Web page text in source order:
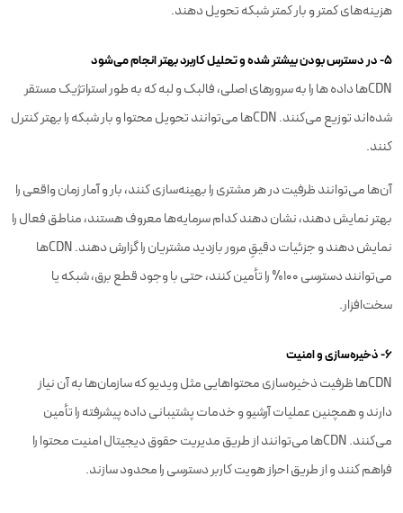
هزینه‌های کمتر و بار کمتر شبکه تحویل دهند.
۵- در دسترس بودن بیشتر شده و تحلیل کاربرد بهتر انجام می‌شود
CDNها داده ها را به سرورهای اصلی، فالبک و لبه که به طور استراتژیک مستقر
شده‌اند توزیع می‌کنند. CDNها می‌توانند تحویل محتوا و بار شبکه را بهتر کنترل
کنند.
آن‌ها می‌توانند ظرفیت در هر مشتری را بهینه‌سازی کنند، بار و آمار زمان واقعی را
بهتر نمایش دهند، نشان دهند کدام سرمایه‌ها معروف هستند، مناطق فعال را
نمایش دهند و جزئیات دقیقِ مرور بازدید مشتریان را گزارش دهند. CDNها
می‌توانند دسترسی 100% را تأمین کنند، حتی با وجود قطع برق، شبکه یا
سخت‌افزار.
۶- ذخیره‌سازی و امنیت
CDNها ظرفیت ذخیره‌سازی محتواهایی مثل ویدیو که سازمان‌ها به آن نیاز
دارند و همچنین عملیات آرشیو و خدمات پشتیبانی داده پیشرفته را تأمین
می‌کنند. CDNها می‌توانند از طریق مدیریت حقوق دیجیتال امنیت محتوا را
فراهم کنند و از طریق احراز هویت کاربر دسترسی را محدود سازند.